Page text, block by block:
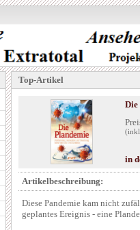
Top-Artikel
Die
in
Artikelbeschreibung:
Diese Pandemie kam nicht
geplantes Ereignis - eine